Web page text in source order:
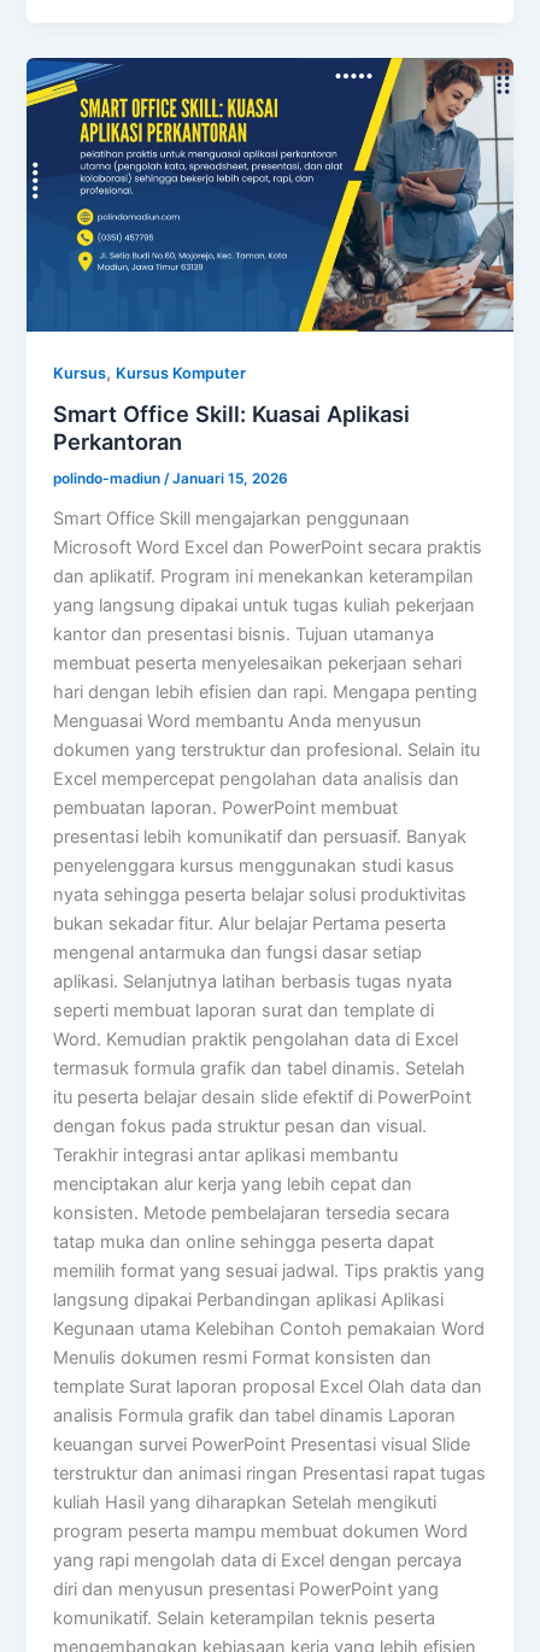
Kursus, Kursus Komputer
Smart Office Skill: Kuasai Aplikasi
Perkantoran
polindo-madiun/Januari 15, 2026
Smart Office Skill mengajarkan penggunaan
Microsoft Word Excel dan PowerPoint secara praktis
dan aplikatif. Program ini menekankan keterampilan
yang langsung dipakai untuk tugas kuliah pekerjaan
kantor dan presentasi bisnis. Tujuan utamanya
membuat peserta menyelesaikan pekerjaan sehari
hari dengan lebih efisien dan rapi. Mengapa penting
Menguasai Word membantu Anda menyusun
dokumen yang terstruktur dan profesional. Selain itu
Excel mempercepat pengolahan data analisis dan
pembuatan laporan. PowerPoint membuat
presentasi lebih komunikatif dan persuasif. Banyak
penyelenggara kursus menggunakan studi kasus
nyata sehingga peserta belajar solusi produktivitas
bukan sekadar fitur. Alur belajar Pertama peserta
mengenal antarmuka dan fungsi dasar setiap
aplikasi. Selanjutnya latihan berbasis tugas nyata
seperti membuat laporan surat dan template di
Word. Kemudian praktik pengolahan data di Excel
termasuk formula grafik dan tabel dinamis. Setelah
itu peserta belajar desain slide efektif di PowerPoint
dengan fokus pada struktur pesan dan visual.
Terakhir integrasi antar aplikasi membantu
menciptakan alur kerja yang lebih cepat dan
konsisten. Metode pembelajaran tersedia secara
tatap muka dan online sehingga peserta dapat
memilih format yang sesuai jadwal. Tips praktis yang
langsung dipakai Perbandingan aplikasi Aplikasi
Kegunaan utama Kelebihan Contoh pemakaian Word
Menulis dokumen resmi Format konsisten dan
template Surat laporan proposal Excel Olah data dan
analisis Formula grafik dan tabel dinamis Laporan
keuangan survei PowerPoint Presentasi visual Slide
terstruktur dan animasi ringan Presentasi rapat tugas
kuliah Hasil yang diharapkan Setelah mengikuti
program peserta mampu membuat dokumen Word
yang rapi mengolah data di Excel dengan percaya
diri dan menyusun presentasi PowerPoint yang
komunikatif. Selain keterampilan teknis peserta
mengembangkan kebiasaan kerja yang lebih efisien